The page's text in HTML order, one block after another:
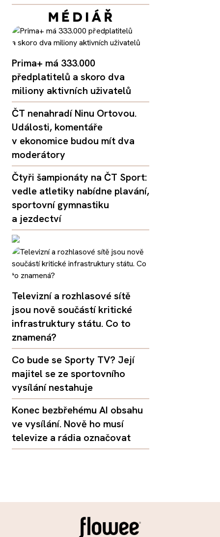
Prima+ má 333.000
předplatitelů a skoro dva
miliony aktivních uživatelů
ČT nenahradí Ninu Ortovou.
Události, komentáře
v ekonomice budou mít dva
moderátory
Čtyři šampionáty na ČT Sport:
vedle atletiky nabídne plavání,
sportovní gymnastiku
a jezdectví
Televizní a rozhlasové sítě
jsou nově součástí kritické
infrastruktury státu. Co to
znamená?
Co bude se Sporty TV? Její
majitel se ze sportovního
vysílání nestahuje
Konec bezbřehému AI obsahu
ve vysílání. Nově ho musí
televize a rádia označovat